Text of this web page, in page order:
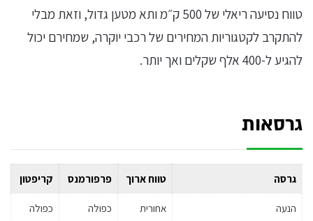
טווח נסיעה ריאלי של 500 ק״מ ותא מטען גדול, וזאת מבלי
להתקרב לקטגוריות המחירים של רכבי יוקרה, שמחירם יכול
להגיע ל-400 אלף שקלים ואך יותר.
גרסאות
גרסה טווח ארוך פרפורמנס קריפטון
הנעה אחורית כפולה כפולה